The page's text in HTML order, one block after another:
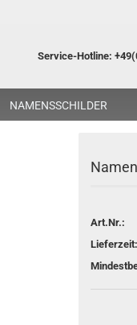
Service-Hotline:
NAMENSSCHILDER
Art.Nr.:
Lieferzeit: